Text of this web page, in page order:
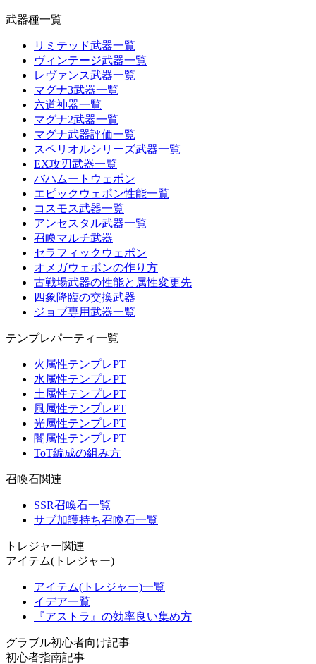
武器種一覧
リミテッド武器一覧
ヴィンテージ武器一覧
レヴァンス武器一覧
マグナ3武器一覧
六道神器一覧
マグナ2武器一覧
マグナ武器評価一覧
スペリオルシリーズ武器一覧
EX攻刃武器一覧
バハムートウェポン
エピックウェポン性能一覧
コスモス武器一覧
アンセスタル武器一覧
召喚マルチ武器
セラフィックウェポン
オメガウェポンの作り方
古戦場武器の性能と属性変更先
四象降臨の交換武器
ジョブ専用武器一覧
テンプレパーティ一覧
火属性テンプレPT
水属性テンプレPT
土属性テンプレPT
風属性テンプレPT
光属性テンプレPT
闇属性テンプレPT
ToT編成の組み方
召喚石関連
SSR召喚石一覧
サブ加護持ち召喚石一覧
トレジャー関連
アイテム(トレジャー)
アイテム(トレジャー)一覧
イデア一覧
『アストラ』の効率良い集め方
グラブル初心者向け記事
初心者指南記事